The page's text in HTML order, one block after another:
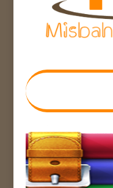
برامج الحاسوب